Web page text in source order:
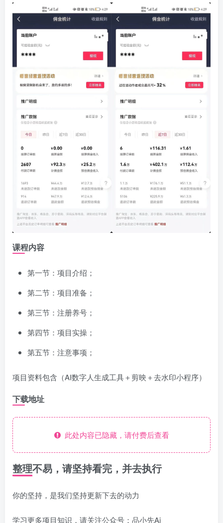
课程内容
第一节：项目介绍；
第二节：项目准备；
第三节：注册养号；
第四节：项目实操；
第五节：注意事项；
项目资料包含（AI数字人生成工具＋剪映＋去水印小程序）
下载地址
此处内容已隐藏，请付费后查看
整理不易，请坚持看完，并去执行
你的坚持，是我们坚持更新下去的动力
学习更多项目知识，请关注公众号：品小先Ai